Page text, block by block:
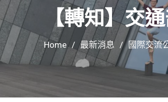
【轉知】交
Home 最新消息 國際交流